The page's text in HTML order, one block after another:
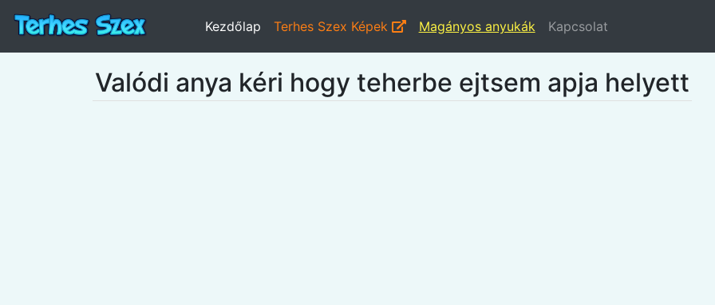
Kezdőlap Terhes Szex Képek Magányos anyukák Kapcsolat
Valódi anya kéri hogy teherbe ejtsem apja helyett